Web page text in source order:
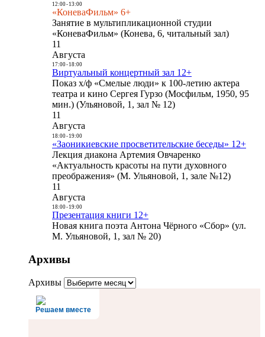
12:00- 13:00
«КоневаФильм» 6+
Занятие в мультипликационной студии
«КоневаФильм» (Конева, 6, читальный зал)
11
Августа
17:00- 18:00
Виртуальный концертный зал 12+
Показ х/ф «Смелые люди» к 100-летию актера
театра и кино Сергея Гурзо (Мосфильм, 1950, 95
мин.) (Ульяновой, 1, зал № 12)
11
Августа
18:00- 19:00
«Заоникиевские просветительские беседы» 12+
Лекция диакона Артемия Овчаренко
«Актуальность красоты на пути духовного
преображения» (М. Ульяновой, 1, зале №12)
11
Августа
18:00- 19:00
Презентация книги 12+
Новая книга поэта Антона Чёрного «Сбор» (ул.
М. Ульяновой, 1, зал № 20)
Архивы
Архивы
Решаем вместе